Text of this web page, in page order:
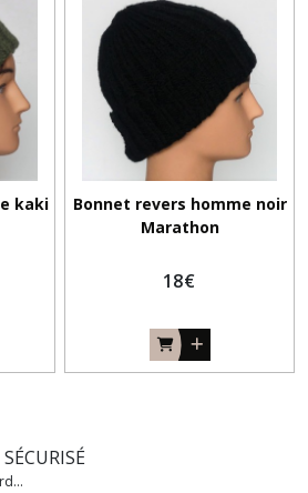
kaki
Bonnet revers homme noir
Marathon
18€